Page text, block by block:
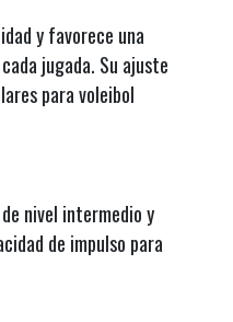
y favorece una
jugada. Su ajuste
para voleibol
nivel intermedio y
de impulso para